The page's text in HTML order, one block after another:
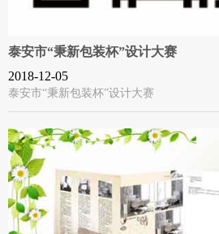
泰安市“秉新包装杯”设计大赛
2018-12-05
泰安市“秉新包装杯”设计大赛